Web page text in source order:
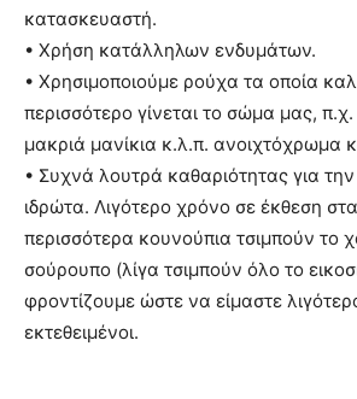
κατασκευαστή.
• Χρήση κατάλληλων ενδυμάτων.
• Χρησιμοποιούμε ρούχα τα οποία
περισσότερο γίνεται το σώμα μας,
μακριά μανίκια κ.λ.π. ανοιχτόχρωμα
• Συχνά λουτρά καθαριότητας για
ιδρώτα. Λιγότερο χρόνο σε έκθεση
περισσότερα κουνούπια τσιμπούν το
σούρουπο (λίγα τσιμπούν όλο το
φροντίζουμε ώστε να είμαστε
εκτεθειμένοι.